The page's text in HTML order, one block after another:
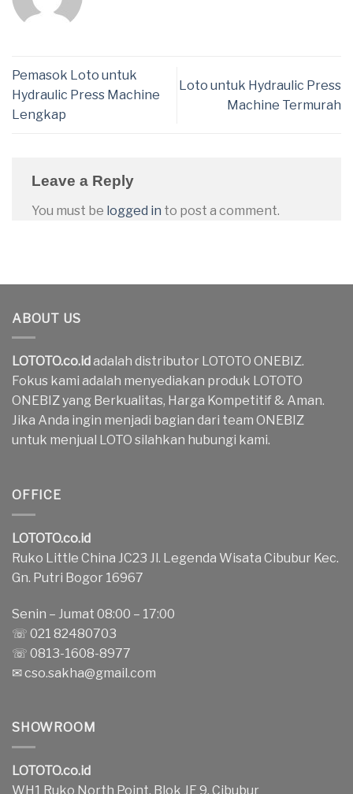
Pemasok Loto untuk
Hydraulic Press Machine
Lengkap
Loto untuk Hydraulic Press
Machine Termurah
Leave a Reply
You must be logged in to post a comment.
ABOUT US
LOTOTO.co.id adalah distributor LOTOTO ONEBIZ.
Fokus kami adalah menyediakan produk LOTOTO
ONEBIZ yang Berkualitas, Harga Kompetitif & Aman.
Jika Anda ingin menjadi bagian dari team ONEBIZ
untuk menjual LOTO silahkan hubungi kami.
OFFICE
LOTOTO.co.id
Ruko Little China JC23 Jl. Legenda Wisata Cibubur Kec.
Gn. Putri Bogor 16967
Senin – Jumat 08:00 – 17:00
☏ 021 82480703
☏ 0813-1608-8977
✉cso.sakha@gmail.com
SHOWROOM
LOTOTO.co.id
WH1 Ruko North Point, Blok JE 9, Cibubur